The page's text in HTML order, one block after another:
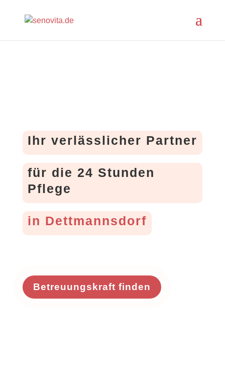
Ihr verlässlicher Partner
für die 24 Stunden
Pflege
in Dettmannsdorf
Betreuungskraft finden